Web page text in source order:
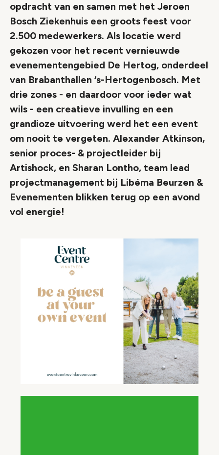
opdracht van en samen met het Jeroen
Bosch Ziekenhuis een groots feest voor
2.500 medewerkers. Als locatie werd
gekozen voor het recent vernieuwde
evenementengebied De Hertog, onderdeel
van Brabanthallen ‘s-Hertogenbosch. Met
drie zones - en daardoor voor ieder wat
wils - een creatieve invulling en een
grandioze uitvoering werd het een event
om nooit te vergeten. Alexander Atkinson,
senior proces- & projectleider bij
Artishock, en Sharan Lontho, team lead
projectmanagement bij Libéma Beurzen &
Evenementen blikken terug op een avond
vol energie!